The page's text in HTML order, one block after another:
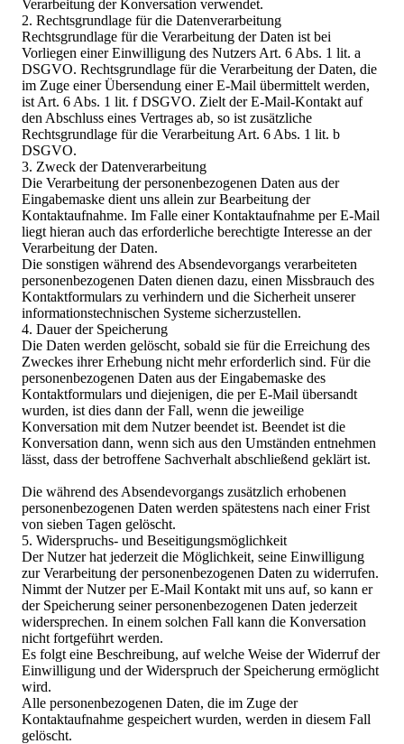
Verarbeitung der Konversation verwendet.
2. Rechtsgrundlage für die Datenverarbeitung
Rechtsgrundlage für die Verarbeitung der Daten ist bei
Vorliegen einer Einwilligung des Nutzers Art. 6 Abs. 1 lit. a
DSGVO. Rechtsgrundlage für die Verarbeitung der Daten, die
im Zuge einer Übersendung einer E-Mail übermittelt werden,
ist Art. 6 Abs. 1 lit. f DSGVO. Zielt der E-Mail-Kontakt auf
den Abschluss eines Vertrages ab, so ist zusätzliche
Rechtsgrundlage für die Verarbeitung Art. 6 Abs. 1 lit. b
DSGVO.
3. Zweck der Datenverarbeitung
Die Verarbeitung der personenbezogenen Daten aus der
Eingabemaske dient uns allein zur Bearbeitung der
Kontaktaufnahme. Im Falle einer Kontaktaufnahme per E-Mail
liegt hieran auch das erforderliche berechtigte Interesse an der
Verarbeitung der Daten.
Die sonstigen während des Absendevorgangs verarbeiteten
personenbezogenen Daten dienen dazu, einen Missbrauch des
Kontaktformulars zu verhindern und die Sicherheit unserer
informationstechnischen Systeme sicherzustellen.
4. Dauer der Speicherung
Die Daten werden gelöscht, sobald sie für die Erreichung des
Zweckes ihrer Erhebung nicht mehr erforderlich sind. Für die
personenbezogenen Daten aus der Eingabemaske des
Kontaktformulars und diejenigen, die per E-Mail übersandt
wurden, ist dies dann der Fall, wenn die jeweilige
Konversation mit dem Nutzer beendet ist. Beendet ist die
Konversation dann, wenn sich aus den Umständen entnehmen
lässt, dass der betroffene Sachverhalt abschließend geklärt ist.
Die während des Absendevorgangs zusätzlich erhobenen
personenbezogenen Daten werden spätestens nach einer Frist
von sieben Tagen gelöscht.
5. Widerspruchs- und Beseitigungsmöglichkeit
Der Nutzer hat jederzeit die Möglichkeit, seine Einwilligung
zur Verarbeitung der personenbezogenen Daten zu widerrufen.
Nimmt der Nutzer per E-Mail Kontakt mit uns auf, so kann er
der Speicherung seiner personenbezogenen Daten jederzeit
widersprechen. In einem solchen Fall kann die Konversation
nicht fortgeführt werden.
Es folgt eine Beschreibung, auf welche Weise der Widerruf der
Einwilligung und der Widerspruch der Speicherung ermöglicht
wird.
Alle personenbezogenen Daten, die im Zuge der
Kontaktaufnahme gespeichert wurden, werden in diesem Fall
gelöscht.